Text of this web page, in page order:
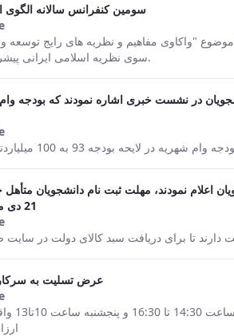
سومین کنفرانس سالانه الگوی
This result comes from the Persian
"واکاوی مفاهیم و نظریه های رایج توسعه
سوی نظریه اسلامی ایرانی پیشرفت" برگزار خواهد شد.
در نشست خبری اشاره نمودند که بودجه
This result comes from the Persian
وام شهریه در لایحه بودجه 93 به 100 میلیاردتومان کاهش یافته است
اعلام نمودند، مهلت ثبت نام دانشجویان متأهل
21 دی ماه سال جاری می باشد
This result comes from the Persian
عرض تسلیت به
This result comes from the Persian مراسم